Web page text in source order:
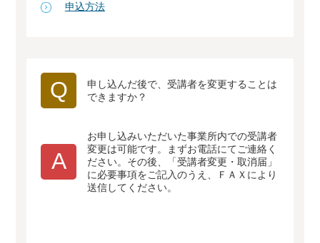
申込方法
Q
申し込んだ後で、受講者を変更することは
できますか？
A
お申し込みいただいた事業所内での受講者
変更は可能です。まずお電話にてご連絡く
ださい。その後、「受講者変更・取消届」
に必要事項をご記入のうえ、ＦＡＸにより
送信してください。